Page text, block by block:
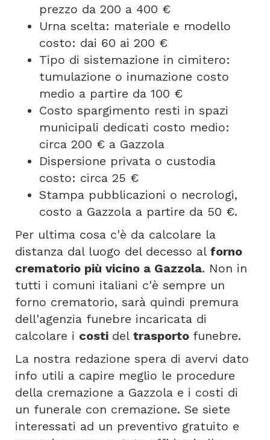
prezzo da 200 a 400 €
Urna scelta: materiale e modello
costo: dai 60 ai 200 €
Tipo di sistemazione in cimitero:
tumulazione o inumazione costo
medio a partire da 100 €
Costo spargimento resti in spazi
municipali dedicati costo medio:
circa 200 € a Gazzola
Dispersione privata o custodia
costo: circa 25 €
Stampa pubblicazioni o necrologi,
costo a Gazzola a partire da 50 €.
Per ultima cosa c'è da calcolare la
distanza dal luogo del decesso al forno
crematorio più vicino a Gazzola. Non in
tutti i comuni italiani c'è sempre un
forno crematorio, sarà quindi premura
dell'agenzia funebre incaricata di
calcolare i costi del trasporto funebre.
La nostra redazione spera di avervi dato
info utili a capire meglio le procedure
della cremazione a Gazzola e i costi di
un funerale con cremazione. Se siete
interessati ad un preventivo gratuito e